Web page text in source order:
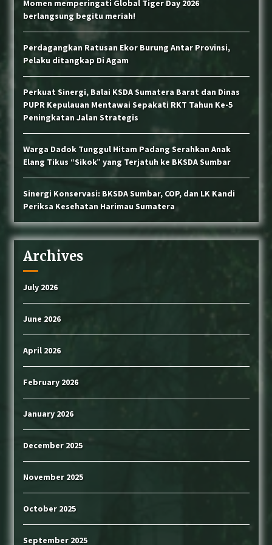
Momen memperingati Global Tiger Day 2026
berlangsung begitu meriah!
Perdagangkan Ratusan Ekor Burung Antar Provinsi,
Pelaku ditangkap Di Agam
Perkuat Sinergi, Balai KSDA Sumatera Barat dan Dinas
PUPR Kepulauan Mentawai Sepakati RKT Tahun Ke-5
Peningkatan Jalan Strategis
Warga Dadok Tunggul Hitam Padang Serahkan Anak
Elang Tikus “Sikok” yang Terjatuh ke BKSDA Sumbar
Sinergi Konservasi: BKSDA Sumbar, COP, dan LK Kandi
Periksa Kesehatan Harimau Sumatera
Archives
July 2026
June 2026
April 2026
February 2026
January 2026
December 2025
November 2025
October 2025
September 2025